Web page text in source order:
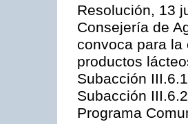
Resolución, 13
Consejería de
convoca para la
productos
Subacción
Subacción
Programa